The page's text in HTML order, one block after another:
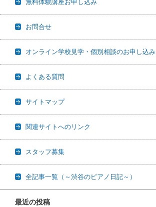
無料体験講座お申し込み
お問合せ
オンライン学校見学・個別相談のお申し込み
よくある質問
サイトマップ
関連サイトへのリンク
スタッフ募集
全記事一覧（～渋谷のピアノ日記～）
最近の投稿